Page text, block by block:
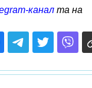
канал та на